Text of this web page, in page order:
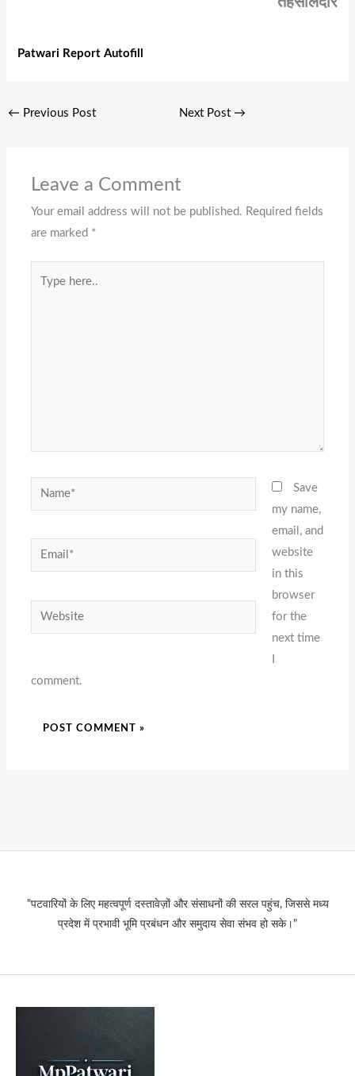
Patwari Report Autofill
← Previous Post Next Post →
Leave a Comment
Your email address will not be published. Required fields
are marked *
Name*
Email*
Website
Save
my name,
email, and
website
in this
browser
for the
next time
comment.
"पटवारियों के लिए महत्वपूर्ण दस्तावेज़ों और संसाधनों की सरल पहुंच, जिससे मध्य
प्रदेश में प्रभावी भूमि प्रबंधन और समुदाय सेवा संभव हो सके।"